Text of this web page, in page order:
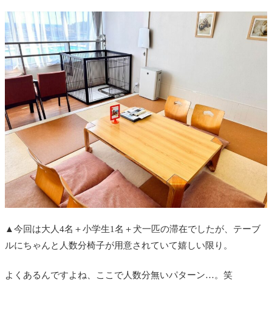
▲今回は大人4名＋小学生1名＋犬一匹の滞在でしたが、テーブ
ルにちゃんと人数分椅子が用意されていて嬉しい限り。
よくあるんですよね、ここで人数分無いパターン…。笑